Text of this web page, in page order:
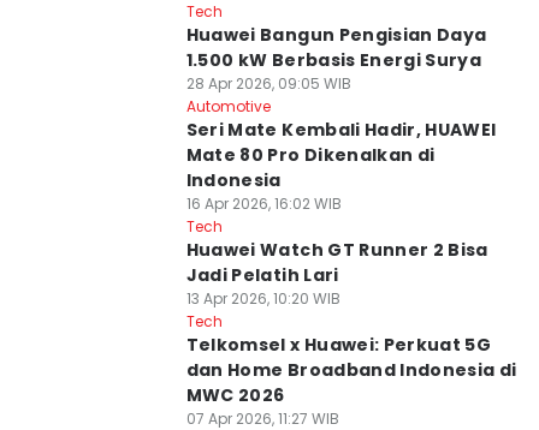
Tech
Huawei Bangun Pengisian Daya
1.500 kW Berbasis Energi Surya
28 Apr 2026, 09:05 WIB
Automotive
Seri Mate Kembali Hadir, HUAWEI
Mate 80 Pro Dikenalkan di
Indonesia
16 Apr 2026, 16:02 WIB
Tech
Huawei Watch GT Runner 2 Bisa
Jadi Pelatih Lari
13 Apr 2026, 10:20 WIB
Tech
Telkomsel x Huawei: Perkuat 5G
dan Home Broadband Indonesia di
MWC 2026
07 Apr 2026, 11:27 WIB